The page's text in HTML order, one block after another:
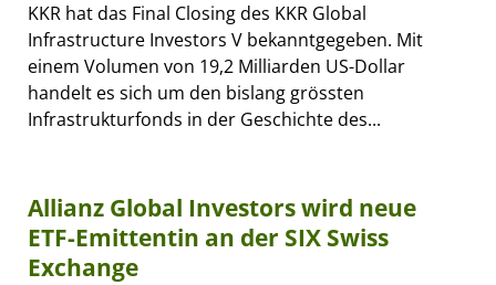
KKR hat das Final Closing des KKR Global
Infrastructure Investors V bekanntgegeben. Mit
einem Volumen von 19,2 Milliarden US-Dollar
handelt es sich um den bislang grössten
Infrastrukturfonds in der Geschichte des...
Allianz Global Investors wird neue
ETF-Emittentin an der SIX Swiss
Exchange